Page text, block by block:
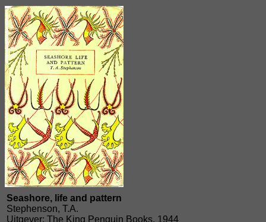
Seashore, life and pattern
Stephenson, T.A.
Uitgever: The King Penguin Books, 1944